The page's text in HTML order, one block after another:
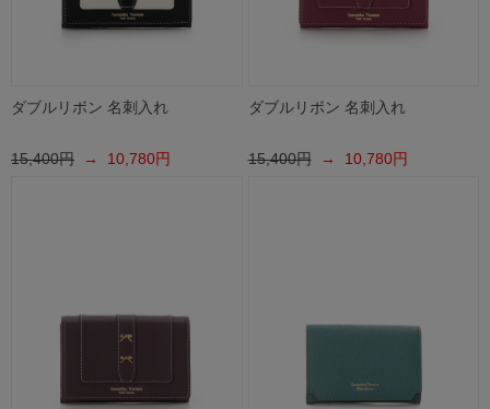
ダブルリボン 名刺入れ
15,400円 → 10,780円
ダブルリボン 名刺入れ
15,400円→ 10,780円